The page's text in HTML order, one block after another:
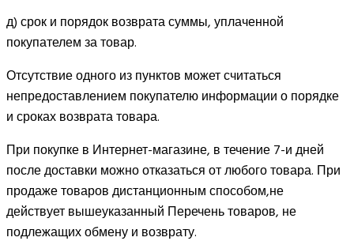
д) срок и порядок возврата суммы, уплаченной
покупателем за товар.
Отсутствие одного из пунктов может считаться
непредоставлением покупателю информации о порядке
и сроках возврата товара.
При покупке в Интернет-магазине, в течение 7-и дней
после доставки можно отказаться от любого товара. При
продаже товаров дистанционным способом,не
действует вышеуказанный Перечень товаров, не
подлежащих обмену и возврату.